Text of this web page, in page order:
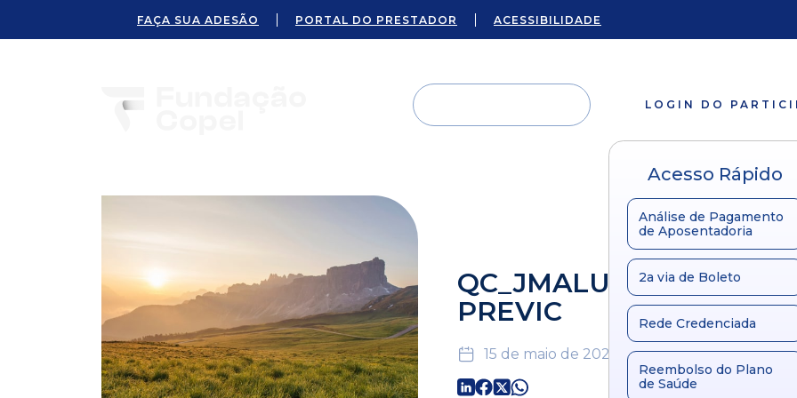
FAÇA SUA ADESÃO PORTAL DO PRESTADOR ACESSIBILIDADE
LOGIN DO
Acesso Rápido
Análise de Pagamento
de Aposentadoria
2a via de Boleto
Rede Credenciada
Reembolso do Plano
de Saúde
QC_JMALUCELLI_para
PREVIC
15 de maio de 2026